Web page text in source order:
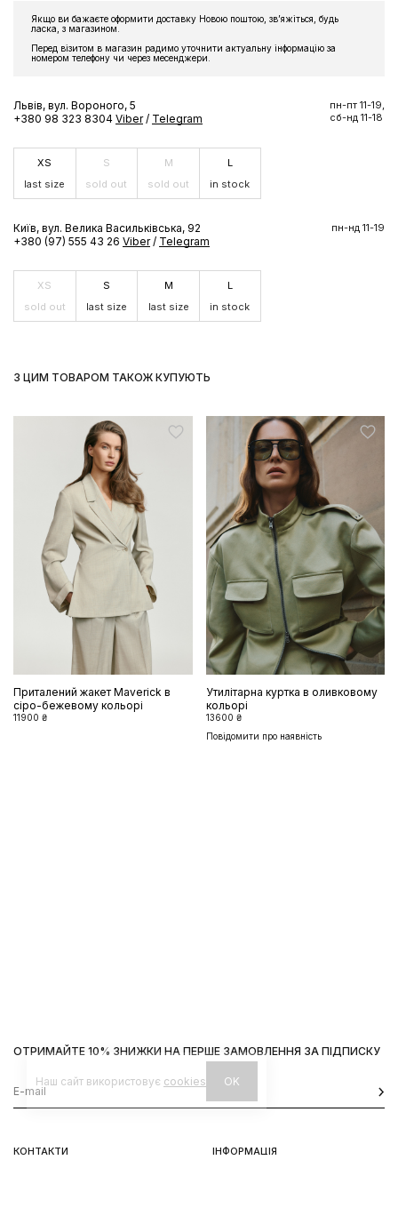
Якщо ви бажаєте оформити доставку Новою поштою, звʼяжіться, будь
ласка, з магазином.
Перед візитом в магазин радимо уточнити актуальну інформацію за
номером телефону чи через месенджери.
Львів, вул. Вороного, 5
+380 98 323 8304 Viber / Telegram
пн-пт 11-19,
сб-нд 11-18
XS
last size
S
sold out
M
sold out
L
in stock
Київ, вул. Велика Васильківська, 92
+380 (97) 555 43 26 Viber / Telegram
пн-нд 11-19
XS
sold out
S
last size
M
last size
L
in stock
З ЦИМ ТОВАРОМ ТАКОЖ КУПУЮТЬ
Приталений жакет Maverick в
сіро-бежевому кольорі
11900 ₴
Утилітарна куртка в оливковому
кольорі
13600 ₴
Повідомити про наявність
КОНТАКТИ ІНФОРМАЦІЯ
ОТРИМАЙТЕ 10% ЗНИЖКИ НА ПЕРШЕ ЗАМОВЛЕННЯ ЗА ПІДПИСКУ
ЗАМОВЛЕННЯ
Підпишіться на розсилку та отримайте доступ до знижки та
ексклюзивних пропозицій бренду
ПІДПИСАТИСЬ ЗАРАЗ
Наш сайт використовує cookies OK